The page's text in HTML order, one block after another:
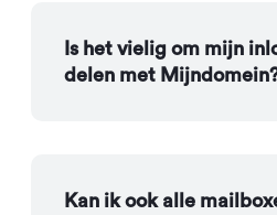
Is het vielig om mijn
delen met
Kan ik ook alle